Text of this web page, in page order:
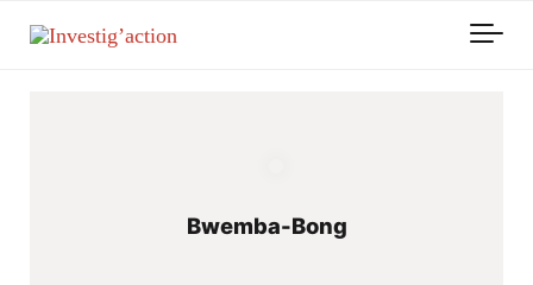
Bwemba-Bong